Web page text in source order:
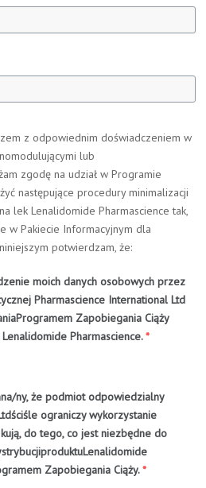
z odpowiednim doświadczeniem w
lub
zgodę na udział w Programie
następujące procedury minimalizacji
lek Lenalidomide Pharmascience tak,
w Pakiecie Informacyjnym dla
potwierdzam, że:
moich danych osobowych przez
Pharmascience International Ltd
Zapobiegania Ciąży
Pharmascience. *
ny, że podmiot odpowiedzialny
ograniczy wykorzystanie
do tego, co jest niezbędne do
Zapobiegania Ciąży. *